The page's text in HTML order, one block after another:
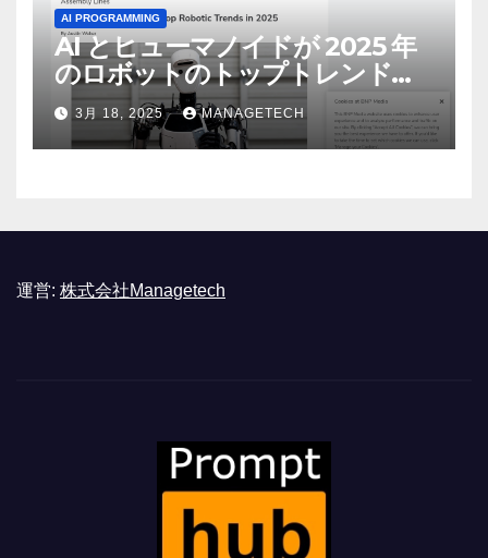
AI PROGRAMMING
AI とヒューマノイドが 2025 年
のロボットのトップトレンドに |
ASSEMBLY
3月 18, 2025 MANAGETECH
運営: 株式会社Managetech